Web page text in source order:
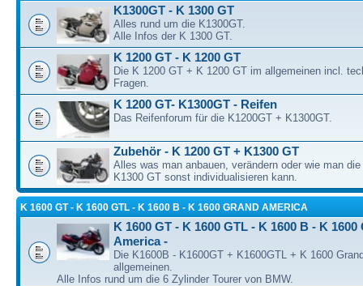
K1300GT - K 1300 GT
Alles rund um die K1300GT.
Alle Infos der K 1300 GT.
K 1200 GT - K 1200 GT
Die K 1200 GT + K 1200 GT im allgemeinen incl.
Fragen.
K 1200 GT- K1300GT - Reifen
Das Reifenforum für die K1200GT + K1300GT.
Zubehör - K 1200 GT + K1300 GT
Alles was man anbauen, verändern oder wie man
K1300 GT sonst individualisieren kann.
K 1600 GT - K 1600 GTL - K 1600 B - K 1600 GRAND AMERICA
K 1600 GT - K 1600 GTL - K 1600 B - K 1600
America -
Die K1600B - K1600GT + K1600GTL + K 1600
allgemeinen.
Alle Infos rund um die 6 Zylinder Tourer von BMW.